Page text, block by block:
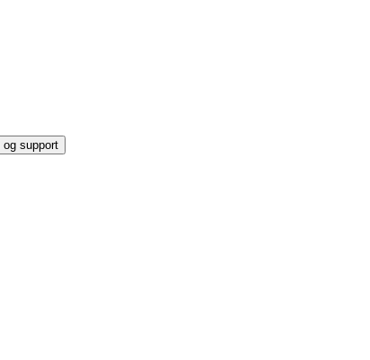
og support